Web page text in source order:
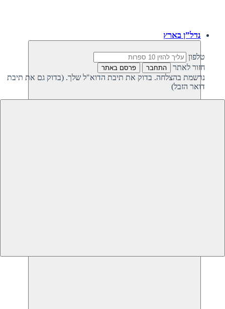
טלפון
חזור לאתר
התחבר פרסם באתר
נרשמת בהצלחה. בדוק את תיבת הדוא"ל שלך. (בדוק גם את תיבת
דואר הזבל)
נדל”ן בארץ